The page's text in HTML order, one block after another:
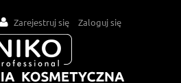
Zarejestruj się Zaloguj się